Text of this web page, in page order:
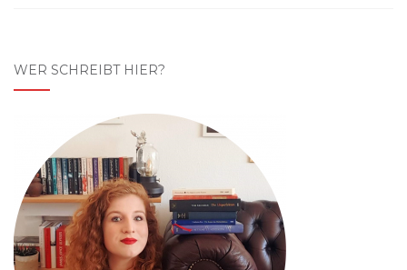
WER SCHREIBT HIER?